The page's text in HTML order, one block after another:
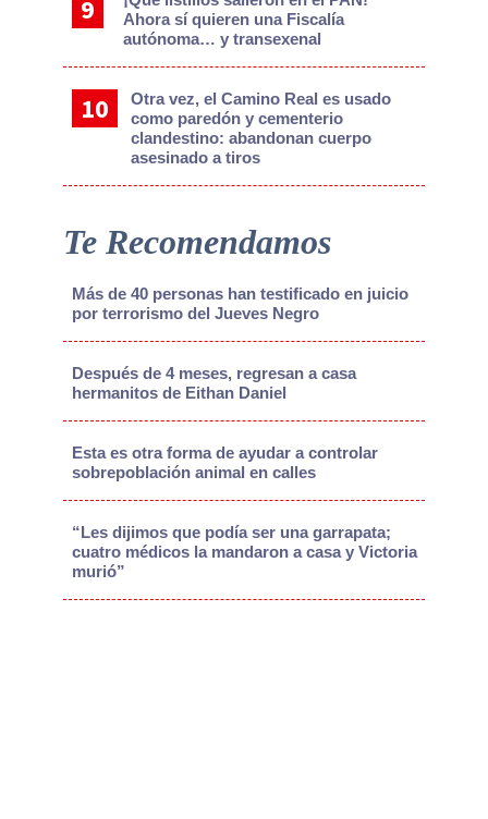
Ahora sí quieren una Fiscalía
autónoma… y transexenal
Otra vez, el Camino Real es usado
como paredón y cementerio
clandestino: abandonan cuerpo
asesinado a tiros
Te Recomendamos
Más de 40 personas han testificado en juicio
por terrorismo del Jueves Negro
Después de 4 meses, regresan a casa
hermanitos de Eithan Daniel
Esta es otra forma de ayudar a controlar
sobrepoblación animal en calles
“Les dijimos que podía ser una garrapata;
cuatro médicos la mandaron a casa y Victoria
murió”